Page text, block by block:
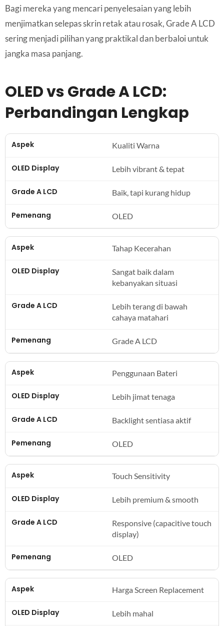
Bagi mereka yang mencari penyelesaian yang lebih
menjimatkan selepas skrin retak atau rosak, Grade A LCD
sering menjadi pilihan yang praktikal dan berbaloi untuk
jangka masa panjang.
OLED vs Grade A LCD:
Perbandingan Lengkap
Kualiti Warna
Lebih vibrant & tepat
Baik, tapi kurang hidup
OLED
Tahap Kecerahan
Sangat baik dalam
kebanyakan situasi
Lebih terang di bawah
cahaya matahari
Grade A LCD
Penggunaan Bateri
Lebih jimat tenaga
Backlight sentiasa aktif
OLED
Touch Sensitivity
Lebih premium & smooth
Responsive (capacitive touch
display)
OLED
Harga Screen Replacement
Lebih mahal